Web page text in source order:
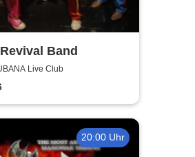
Band
Live Club
20:00 Uhr